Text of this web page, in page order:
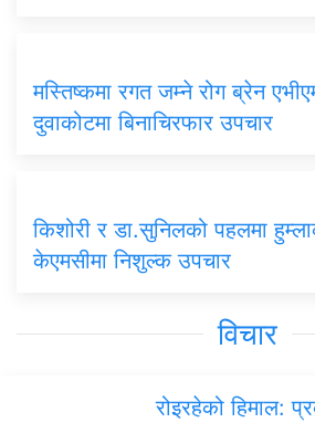
मस्तिष्कमा रगत जम्ने रोग ब्रेन
दुवाकोटमा बिनाचिरफार उपचार
किशोरी र डा.सुनिलको पहलमा
केएमसीमा निशुल्क उपचार
विचार
रोइरहेको हिमाल: